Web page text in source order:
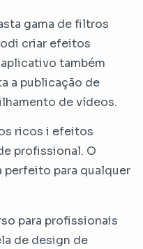
gama de filtros
criar efeitos
também
a publicação de
de vídeos.
ricos i efeitos
profissional. O
perfeito para qualquer
para profissionais
de design de